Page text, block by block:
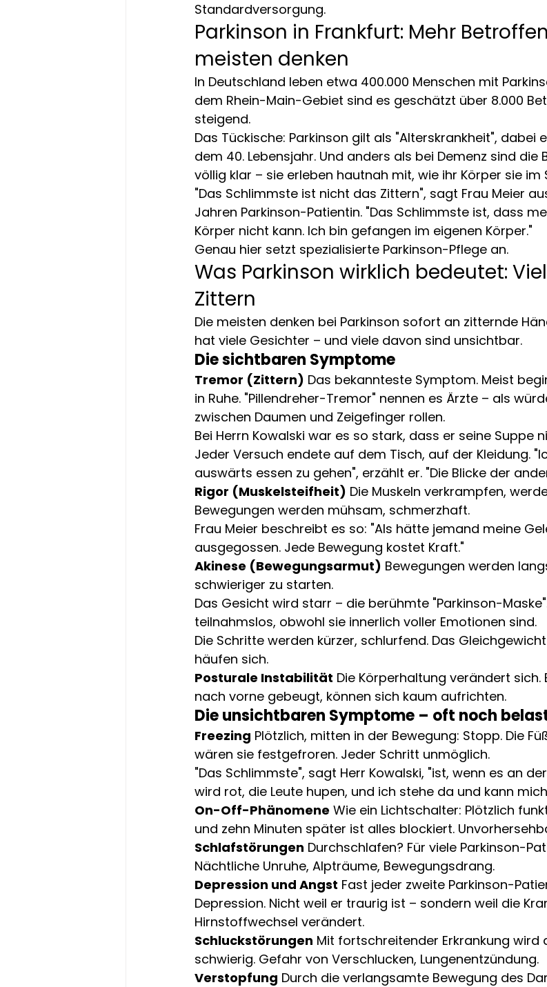
Standardversorgung.
Parkinson in Frankfurt: Mehr
meisten denken
In Deutschland leben etwa 400.000 Menschen mit
dem Rhein-Main-Gebiet sind es geschätzt über 8.000
steigend.
Das Tückische: Parkinson gilt als "Alterskrankheit", dabei
dem 40. Lebensjahr. Und anders als bei Demenz sind
völlig klar – sie erleben hautnah mit, wie ihr Körper sie im
"Das Schlimmste ist nicht das Zittern", sagt Frau Meier
Jahren Parkinson-Patientin. "Das Schlimmste ist, dass
Körper nicht kann. Ich bin gefangen im eigenen Körper."
Genau hier setzt spezialisierte Parkinson-Pflege an.
Was Parkinson wirklich bedeutet:
Zittern
Die meisten denken bei Parkinson sofort an zitternde
hat viele Gesichter – und viele davon sind unsichtbar.
Die sichtbaren Symptome
Tremor (Zittern) Das bekannteste Symptom. Meist
in Ruhe. "Pillendreher-Tremor" nennen es Ärzte – als
zwischen Daumen und Zeigefinger rollen.
Bei Herrn Kowalski war es so stark, dass er seine Suppe
Jeder Versuch endete auf dem Tisch, auf der Kleidung.
auswärts essen zu gehen", erzählt er. "Die Blicke der
Rigor (Muskelsteifheit) Die Muskeln verkrampfen,
Bewegungen werden mühsam, schmerzhaft.
Frau Meier beschreibt es so: "Als hätte jemand meine
ausgegossen. Jede Bewegung kostet Kraft."
Akinese (Bewegungsarmut) Bewegungen werden
schwieriger zu starten.
Das Gesicht wird starr – die berühmte "Parkinson-
teilnahmslos, obwohl sie innerlich voller Emotionen sind.
Die Schritte werden kürzer, schlurfend. Das
häufen sich.
Posturale Instabilität Die Körperhaltung verändert
nach vorne gebeugt, können sich kaum aufrichten.
Die unsichtbaren Symptome – oft noch
Freezing Plötzlich, mitten in der Bewegung: Stopp. Die
wären sie festgefroren. Jeder Schritt unmöglich.
"Das Schlimmste", sagt Herr Kowalski, "ist, wenn es an
wird rot, die Leute hupen, und ich stehe da und kann
On-Off-Phänomene Wie ein Lichtschalter: Plötzlich
und zehn Minuten später ist alles blockiert.
Schlafstörungen Durchschlafen? Für viele Parkinson-
Nächtliche Unruhe, Alpträume, Bewegungsdrang.
Depression und Angst Fast jeder zweite Parkinson-
Depression. Nicht weil er traurig ist – sondern weil die
Hirnstoffwechsel verändert.
Schluckstörungen Mit fortschreitender Erkrankung wird
schwierig. Gefahr von Verschlucken, Lungenentzündung.
Verstopfung Durch die verlangsamte Bewegung des